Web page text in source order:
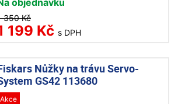
objednávku
350 Kč
199 Kč s DPH
Nůžky na trávu Servo-
GS42 113680
Akce